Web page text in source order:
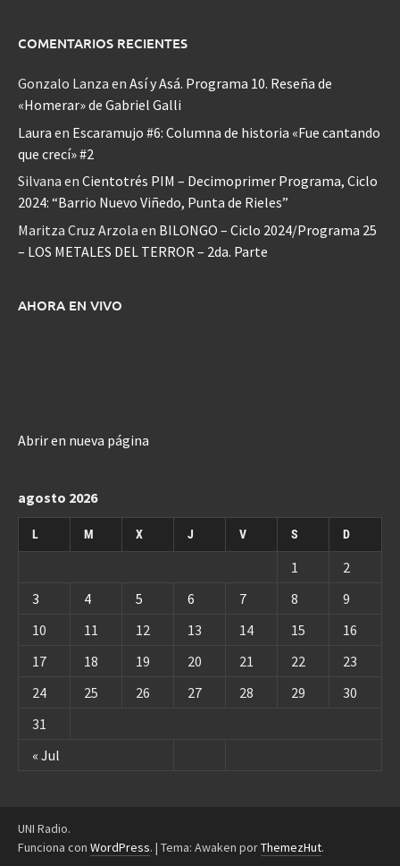
COMENTARIOS RECIENTES
Gonzalo Lanza en Así y Asá. Programa 10. Reseña de
«Homerar» de Gabriel Galli
Laura en Escaramujo #6: Columna de historia «Fue cantando
que crecí» #2
Silvana en Cientotrés PIM – Decimoprimer Programa, Ciclo
2024: “Barrio Nuevo Viñedo, Punta de Rieles”
Maritza Cruz Arzola en BILONGO – Ciclo 2024/Programa 25
– LOS METALES DEL TERROR – 2da. Parte
AHORA EN VIVO
Abrir en nueva página
agosto 2026
L M X J V S D
« Jul
1
2
3
4 5 6 7 8
9
10
11 12 13 14 15
16
17
18 19 20 21 22
23
24
25 26 27 28 29
30
31
UNI Radio.
Funciona con WordPress. | Tema: Awaken porThemezHut.